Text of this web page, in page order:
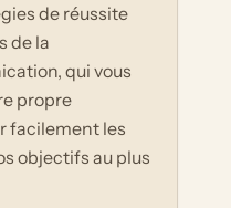
de réussite
de la
qui vous
propre
facilement les
objectifs au plus